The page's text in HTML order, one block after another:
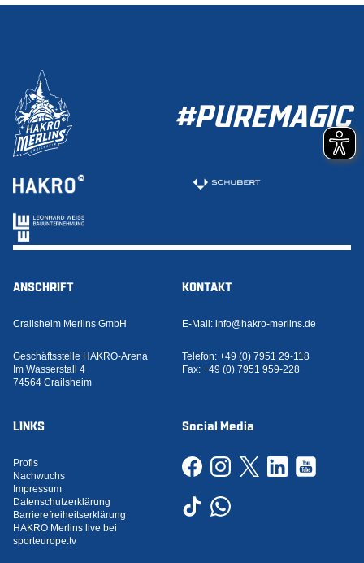
#PUREMAGIC
ANSCHRIFT
Crailsheim Merlins GmbH
Geschäftsstelle HAKRO-Arena
Im Wasserstall 4
74564 Crailsheim
KONTAKT
E-Mail: info@hakro-merlins.de
Telefon: +49 (0) 7951 29-118
Fax: +49 (0) 7951 959-228
LINKS
Profis
Nachwuchs
Impressum
Datenschutzerklärung
Barrierefreiheitserklärung
HAKRO Merlins live bei
sporteurope.tv
Social Media